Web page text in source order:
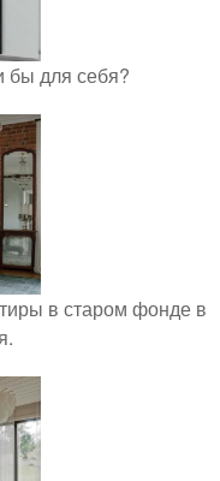
бы для себя?
в старом фонде в